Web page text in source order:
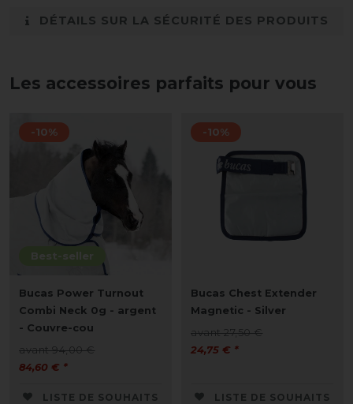
DÉTAILS SUR LA SÉCURITÉ DES PRODUITS
Les accessoires parfaits pour vous
Best-seller
-10%
Bucas Power Turnout
Combi Neck 0g - argent
- Couvre-cou
avant 94,00 €
84,60 € *
LISTE DE SOUHAITS
-10%
Bucas Chest Extender
Magnetic - Silver
avant 27,50 €
24,75 € *
LISTE DE SOUHAITS